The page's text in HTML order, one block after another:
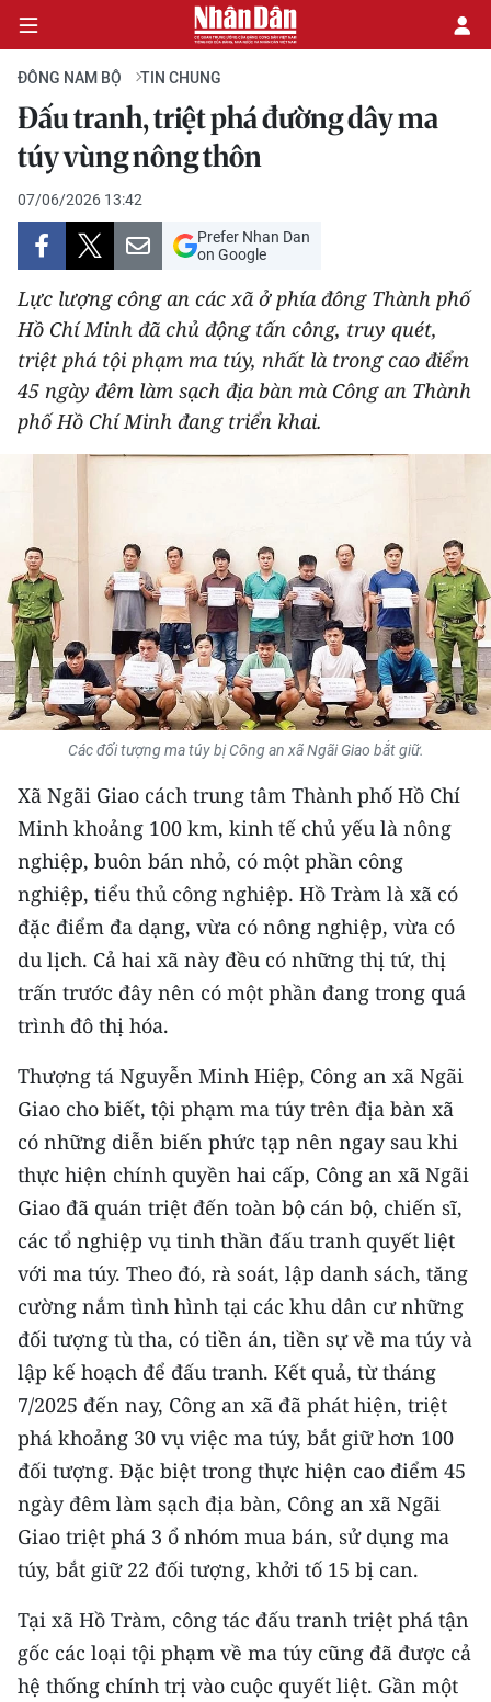
CHÍNH TRỊ
KINH TẾ
VĂN HÓA
XÃ HỘI
PHÁP LUẬT
DU LỊCH
THẾ GIỚI
GIÁO DỤC
Y TẾ
KHOA HỌC - CÔNG NGHỆ
MÔI TRƯỜNG
BẠN ĐỌC
KIỂM CHỨNG THÔNG TIN
TRI THỨC CHUYÊN SÂU
54 DÂN TỘC VIỆT NAM
CHƯƠNG TRÌNH OCOP - MỖI XÃ
MỘT SẢN PHẨM
RADIO
MEDIA CENTER
E-Magazine
Video
Media Chính trị
Media Kinh tế
Media Văn hóa
Media Xã hội
Media Pháp luật
Media Du lịch
Media Thế giới
Media Thể thao
Media Giáo dục
ĐÔNG NAM BỘ TIN CHUNG
Đấu tranh, triệt phá đường dây ma
túy vùng nông thôn
07/06/2026 13:42
Prefer Nhan Dan
on Google
Lực lượng công an các xã ở phía đông Thành phố
Hồ Chí Minh đã chủ động tấn công, truy quét,
triệt phá tội phạm ma túy, nhất là trong cao điểm
45 ngày đêm làm sạch địa bàn mà Công an Thành
phố Hồ Chí Minh đang triển khai.
Các đối tượng ma túy bị Công an xã Ngãi Giao bắt giữ.
Xã Ngãi Giao cách trung tâm Thành phố Hồ Chí
Minh khoảng 100 km, kinh tế chủ yếu là nông
nghiệp, buôn bán nhỏ, có một phần công
nghiệp, tiểu thủ công nghiệp. Hồ Tràm là xã có
đặc điểm đa dạng, vừa có nông nghiệp, vừa có
du lịch. Cả hai xã này đều có những thị tứ, thị
trấn trước đây nên có một phần đang trong quá
trình đô thị hóa.
Thượng tá Nguyễn Minh Hiệp, Công an xã Ngãi
Giao cho biết, tội phạm ma túy trên địa bàn xã
có những diễn biến phức tạp nên ngay sau khi
thực hiện chính quyền hai cấp, Công an xã Ngãi
Giao đã quán triệt đến toàn bộ cán bộ, chiến sĩ,
các tổ nghiệp vụ tinh thần đấu tranh quyết liệt
với ma túy. Theo đó, rà soát, lập danh sách, tăng
cường nắm tình hình tại các khu dân cư những
đối tượng tù tha, có tiền án, tiền sự về ma túy và
lập kế hoạch để đấu tranh. Kết quả, từ tháng
7/2025 đến nay, Công an xã đã phát hiện, triệt
phá khoảng 30 vụ việc ma túy, bắt giữ hơn 100
đối tượng. Đặc biệt trong thực hiện cao điểm 45
ngày đêm làm sạch địa bàn, Công an xã Ngãi
Giao triệt phá 3 ổ nhóm mua bán, sử dụng ma
túy, bắt giữ 22 đối tượng, khởi tố 15 bị can.
Tại xã Hồ Tràm, công tác đấu tranh triệt phá tận
gốc các loại tội phạm về ma túy cũng đã được cả
hệ thống chính trị vào cuộc quyết liệt. Gần một